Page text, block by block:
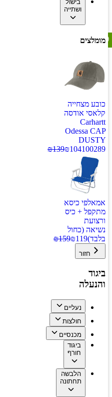
בישול
ושתייה
מומלצים
כובע מצחייה
קלאסי אודסה
Carhartt
Odessa CAP
DUSTY
100289
₪104
₪139
אמאלפי כיסא
מתקפל + כיס
ורצועת
נשיאה (כחול
בלבד)
₪119
₪159
חזור
ביגוד
והנעלה
נעליים
חולצות
מכנסיים
ביגוד
חורף
הלבשה
תחתונה